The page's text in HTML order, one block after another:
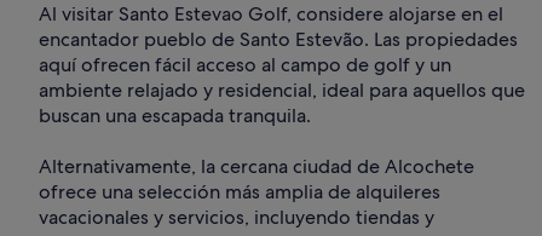
Al visitar Santo Estevao Golf, considere alojarse en el
encantador pueblo de Santo Estevão. Las propiedades
aquí ofrecen fácil acceso al campo de golf y un
ambiente relajado y residencial, ideal para aquellos que
buscan una escapada tranquila.
Alternativamente, la cercana ciudad de Alcochete
ofrece una selección más amplia de alquileres
vacacionales y servicios, incluyendo tiendas y